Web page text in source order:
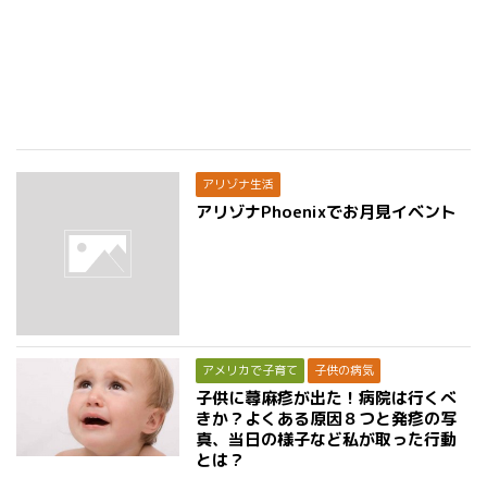
アリゾナ生活
アリゾナPhoenixでお月見イベント
アメリカで子育て 子供の病気
子供に蕁麻疹が出た！病院は行くべ
きか？よくある原因８つと発疹の写
真、当日の様子など私が取った行動
とは？